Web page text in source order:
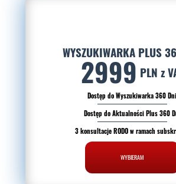
WYSZUKIWARKA PLUS
2999 PLN z
Dostęp do Wyszukiwarka 360 Dni
Dostęp do Aktualności Plus 360
3 konsultacje RODO w ramach
WYBIERAM